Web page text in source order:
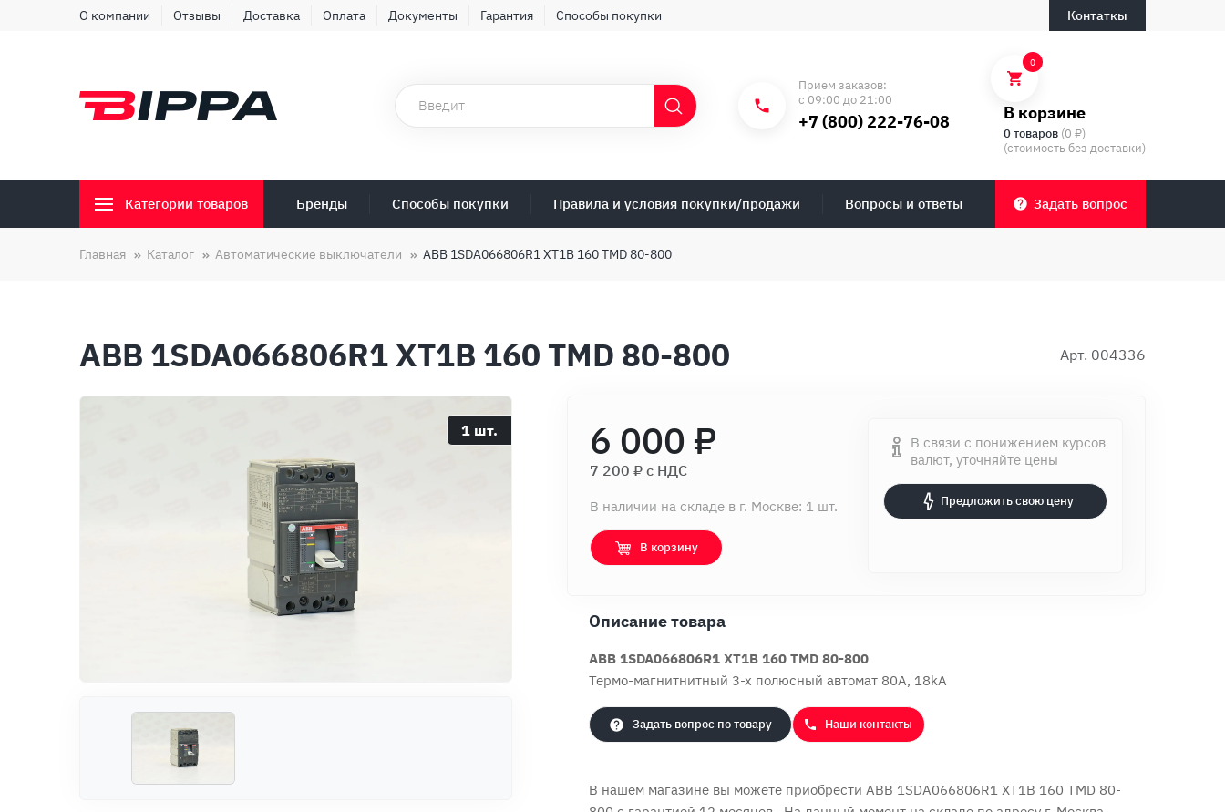
О компании Отзывы Доставка Оплата Документы Гарантия Способы покупки Контаткы
Прием заказов:
с 09:00 до 21:00
+7 (800) 222-76-08
0
В корзине
0 товаров (0 ₽)
(стоимость без доставки)
Категории товаров Бренды Способы покупки Правила и условия покупки/продажи Вопросы и ответы Задать вопрос
Главная Каталог Автоматические выключатели ABB 1SDA066806R1 XT1B 160 TMD 80-800
ABB 1SDA066806R1 XT1B 160 TMD 80-800 Арт. 004336
1 шт. 6 000 ₽
7 200 ₽ c НДС
В наличии на складе в г. Москве: 1 шт.
В корзину
В связи с понижением курсов
валют, уточняйте цены
Предложить свою цену
Описание товара
ABB 1SDA066806R1 XT1B 160 TMD 80-800
Термо-магнитнитный 3-х полюсный автомат 80А, 18kA
Задать вопрос по товару Наши контакты
В нашем магазине вы можете приобрести ABB 1SDA066806R1 XT1B 160 TMD 80-